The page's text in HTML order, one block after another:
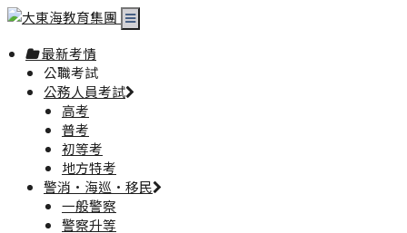
最新考情
公職考試
公務人員考試
高考
普考
初等考
地方特考
警消·海巡·移民
一般警察
警察升等